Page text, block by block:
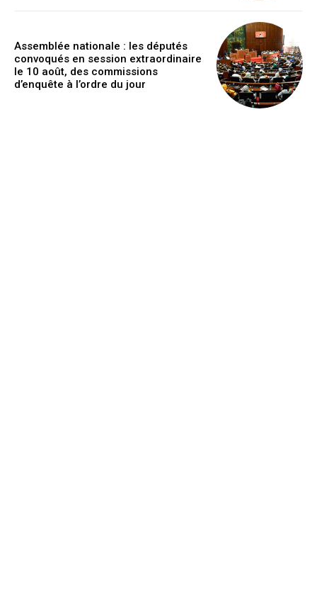
Assemblée nationale : les députés
convoqués en session extraordinaire
le 10 août, des commissions
d’enquête à l’ordre du jour